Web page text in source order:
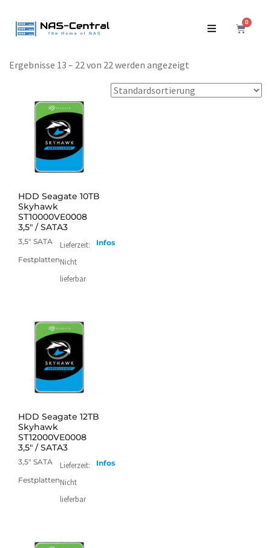
0
Ergebnisse 13 – 22 von 22 werden angezeigt
HDD Seagate 10TB
Skyhawk
ST10000VE0008
3,5" / SATA3
3,5" SATA
Festplatten
Lieferzeit:
Nicht
lieferbar
Infos
HDD Seagate 12TB
Skyhawk
ST12000VE0008
3,5" / SATA3
3,5" SATA
Festplatten
Lieferzeit:
Nicht
lieferbar
Infos